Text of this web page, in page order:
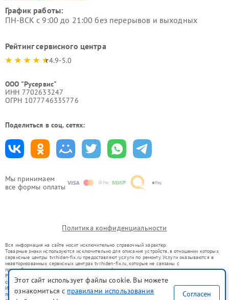
Мы принимаем
все формы оплаты
График работы:
ПН-ВСК с 9:00 до 21:00 без перерывов и выходных
Рейтинг сервисного центра
4.9-5.0
ООО "Русервис"
ИНН 7702633247
ОГРН 1077746335776
Поделиться в соц. сетях:
Политика конфиденциальности
Вся информация на сайте носит исключительно справочный характер.
Товарные знаки используются исключительно для описания устройств, в отношении которых
сервисные центры tvr.hiden-fix.ru предоставляют услуги по ремонту. Услуги оказываются в
неавторизованных сервисных центрах tvr.hiden-fix.ru, которые не связаны с
правообладателями товарных знаков или их официальными представителями.
Ремонт осуществляется для устройств, уже введенных в гражданский оборот в соответствии
со статьей 1487 ГК РФ.
Использование товарных знаков не преследует цели индивидуализации услуг или введения
потребителей в заблуждение, а служит для информирования о предоставляемых услугах по
Этот сайт использует файлы cookie. Вы можете
ознакомиться с правилами использования
Согласен